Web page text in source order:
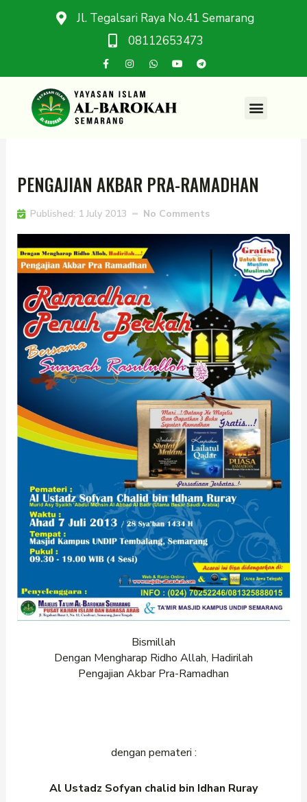
Jl. Tegalsari Raya No.41 Semarang
08112653473
PENGAJIAN AKBAR PRA-RAMADHAN
Published: 1 July 2013 No Comments
Bismillah
Dengan Mengharap Ridho Allah, Hadirilah
Pengajian Akbar Pra-Ramadhan
dengan pemateri :
Al Ustadz Sofyan chalid bin Idhan Ruray